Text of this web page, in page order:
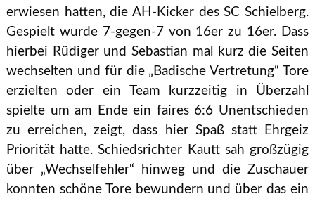
erwiesen hatten, die AH-Kicker des SC Schielberg.
Gespielt wurde 7-gegen-7 von 16er zu 16er. Dass
hierbei Rüdiger und Sebastian mal kurz die Seiten
wechselten und für die „Badische Vertretung“ Tore
erzielten oder ein Team kurzzeitig in Überzahl
spielte um am Ende ein faires 6:6 Unentschieden
zu erreichen, zeigt, dass hier Spaß statt Ehrgeiz
Priorität hatte. Schiedsrichter Kautt sah großzügig
über „Wechselfehler“ hinweg und die Zuschauer
konnten schöne Tore bewundern und über das ein